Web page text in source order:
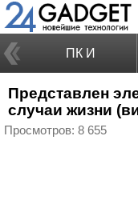
ПК И
НОУТБУКИ
Представлен
случаи жизни
Просмотров: 8 655